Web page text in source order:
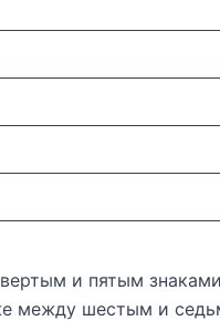
и пятым знаками
между шестым и